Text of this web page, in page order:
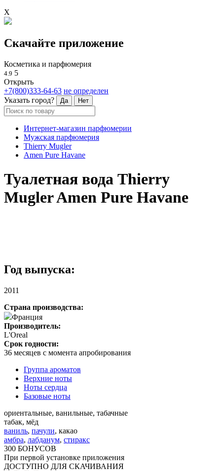
X
Скачайте приложение
Косметика и парфюмерия
4.9 5
Открыть
+7(800)333-64-63 не определен
Указать город?
Да Нет
Интернет-магазин парфюмерии
Мужская парфюмерия
Thierry Mugler
Amen Pure Havane
Туалетная вода Thierry
Mugler Amen Pure Havane
Год выпуска:
2011
Страна производства:
Франция
Производитель:
L'Oreal
Срок годности:
36 месяцев с момента апробирования
Группа ароматов
Верхние ноты
Ноты сердца
Базовые ноты
ориентальные, ванильные, табачные
табак, мёд
ваниль, пачули, какао
амбра, лабданум, стиракс
300 БОНУСОВ
При первой установке приложения
ДОСТУПНО ДЛЯ СКАЧИВАНИЯ